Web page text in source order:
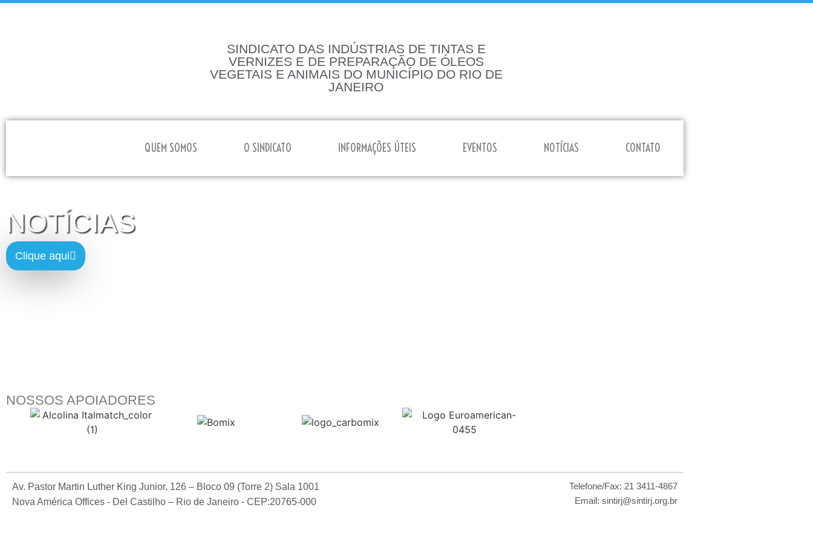
SINDICATO DAS INDÚSTRIAS DE TINTAS E
VERNIZES E DE PREPARAÇÃO DE ÓLEOS
VEGETAIS E ANIMAIS DO MUNICÍPIO DO RIO DE
JANEIRO
QUEM SOMOS O SINDICATO INFORMAÇÕES ÚTEIS EVENTOS NOTÍCIAS CONTATO
NOTÍCIAS
Clique aqui
NOSSOS APOIADORES
Av. Pastor Martin Luther King Junior, 126 – Bloco 09 (Torre 2) Sala 1001
Nova América Offices - Del Castilho – Rio de Janeiro - CEP:20765-000
Telefone/Fax: 21 3411-4867
Email: sintirj@sintirj.org.br